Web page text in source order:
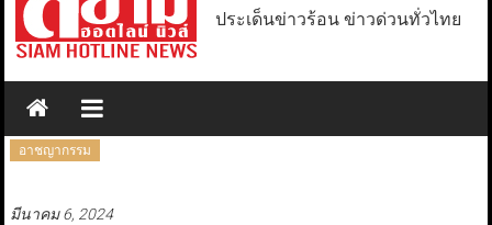
ประเด็นข่าวร้อน ข่าวด่วนทั่วไทย
อาชญากรรม
มีนาคม 6, 2024